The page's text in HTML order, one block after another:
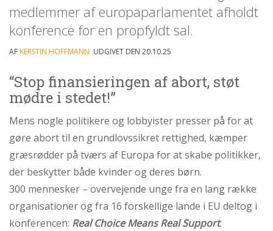
personlige
imod
1.7:
Perspektiver
os
2.1:
Aktioner
2.2:
Tidligere
aktioner
2.3:
Organisation
Abortmindelunden
medlemmer af europaparlamentet afholdt
konference for en propfyldt sal.
AFKERSTIN HOFFMANN UDGIVET DEN 20.10.25
“Stop finansieringen af abort, støt
mødre i stedet!”
Mens nogle politikere og lobbyister presser på for at
gøre abort til en grundlovssikret rettighed, kæmper
græsrødder på tværs af Europa for at skabe politikker,
der beskytter både kvinder og deres børn.
300 mennesker – overvejende unge fra en lang række
organisationer og fra 16 forskellige lande i EU deltog i
konferencen: Real Choice Means Real Support.